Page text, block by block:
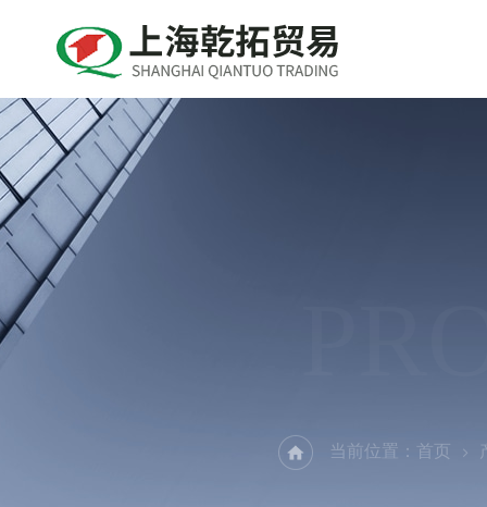
当前位置： 首页